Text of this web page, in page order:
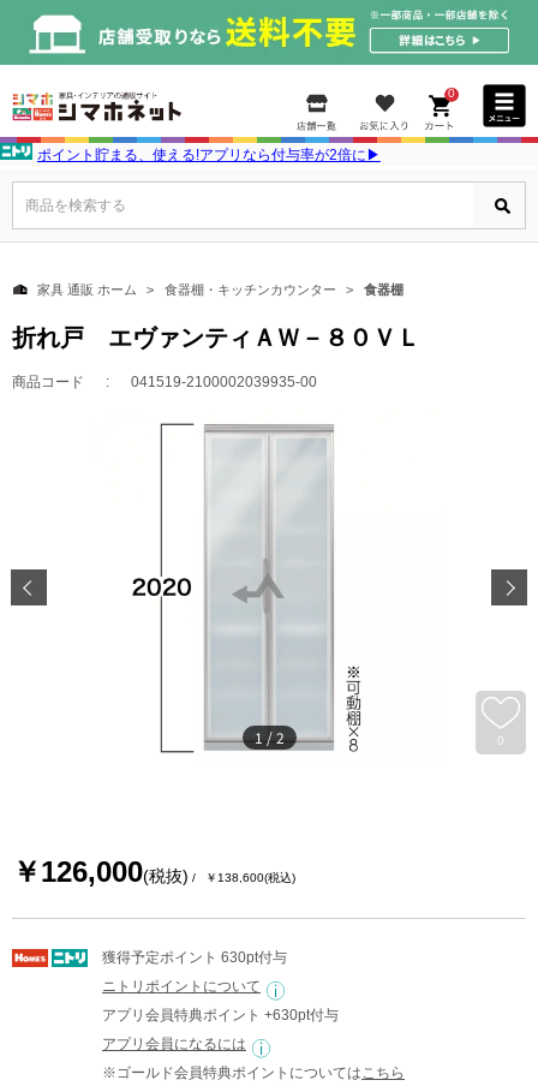
0
ポイント貯まる、使える!アプリなら付与率が2倍に▶
商品を検索する
家具 通販 ホーム 食器棚・キッチンカウンター 食器棚
折れ戸 エヴァンティＡＷ－８０ＶＬ
商品コード 041519-2100002039935-00
0
1/2
￥126,000(税抜) ￥138,600(税込)
獲得予定ポイント 630pt付与
ニトリポイントについて
アプリ会員特典ポイント +630pt付与
アプリ会員になるには
※ゴールド会員特典ポイントについては こちら